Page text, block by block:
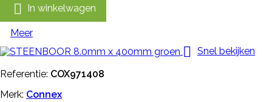
 In winkelwagen
Meer
 Snel bekijken
Referentie: COX971408
Merk: Connex